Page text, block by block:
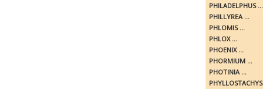
PHILADELPHUS ...
PHILLYREA ...
PHLOMIS ...
PHLOX ...
PHOENIX ...
PHORMIUM ...
PHOTINIA ...